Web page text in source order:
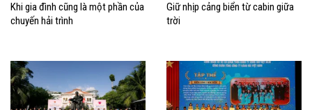
Khi gia đình cũng là một phần của
chuyến hải trình
Giữ nhịp cảng biển từ cabin giữa
trời